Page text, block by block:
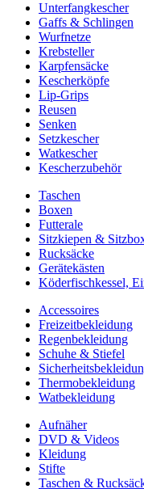
Unterfangkescher
Gaffs & Schlingen
Wurfnetze
Krebsteller
Karpfensäcke
Kescherköpfe
Lip-Grips
Reusen
Senken
Setzkescher
Watkescher
Kescherzubehör
Taschen
Boxen
Futterale
Sitzkiepen &
Rucksäcke
Gerätekästen
Köderfischkessel,
Accessoires
Freizeitbekleidung
Regenbekleidung
Schuhe & Stiefel
Thermobekleidung
Watbekleidung
Aufnäher
DVD & Videos
Kleidung
Stifte
Taschen &